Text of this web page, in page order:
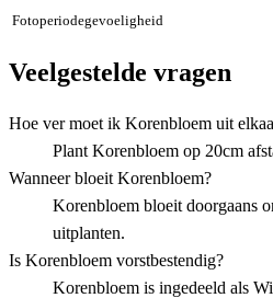
Fotoperiodegevoeligheid
Veelgestelde vragen
Hoe ver moet ik Korenbloem uit
Plant Korenbloem op 20cm
Wanneer bloeit Korenbloem?
Korenbloem bloeit doorgaans
uitplanten.
Is Korenbloem vorstbestendig?
Korenbloem is ingedeeld als